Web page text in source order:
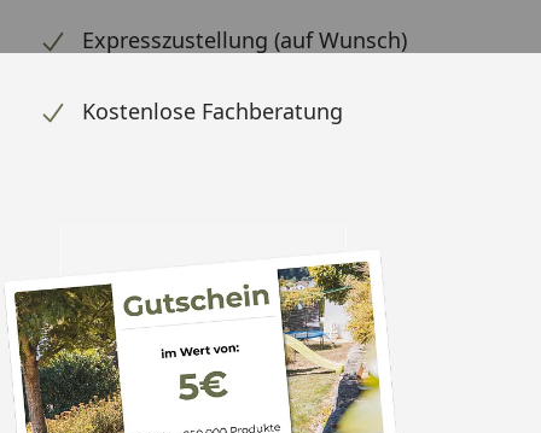
Expresszustellung (auf Wunsch)
Kostenlose Fachberatung